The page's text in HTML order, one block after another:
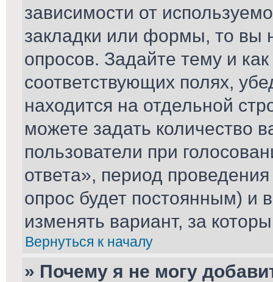
зависимости от
закладки или формы, то вы
опросов. Задайте тему и
соответствующих полях,
находится на отдельной
можете задать количество
пользователи при
ответа», период
опрос будет постоянным) и
изменять вариант, за
Вернуться к началу
» Почему я не могу